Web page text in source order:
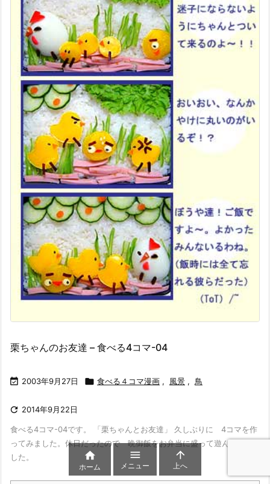
栗ちゃんのお友達 – 食べる4コマ-04
 2003年9月27日  食べる４コマ漫画 , 風景 , 鳥
 2014年9月22日
食べる4コマ-04です。 「栗ちゃんとお友達」 久しぶりに 4コマを作
ってみました。休日だったので 晩御飯をお弁当に盛って遊んでみま
した。

ホーム

メニュー

上へ